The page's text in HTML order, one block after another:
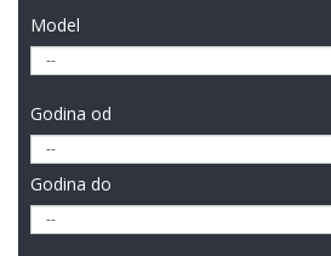
Model
Godina od
Godina do